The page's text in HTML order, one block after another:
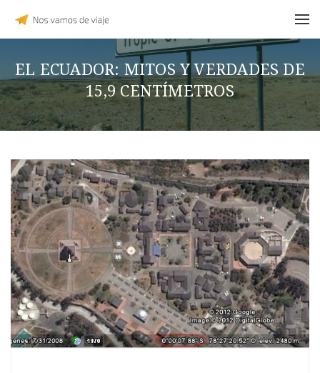
EL ECUADOR: MITOS Y VERDADES DE
15,9 CENTÍMETROS